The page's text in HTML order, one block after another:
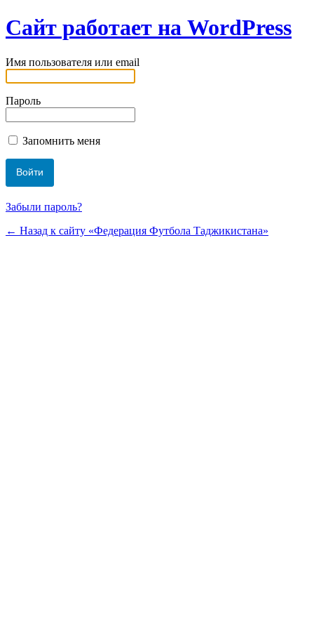
Сайт работает на WordPress
Имя пользователя или email
Пароль
Запомнить меня
Забыли пароль?
← Назад к сайту «Федерация Футбола Таджикистана»